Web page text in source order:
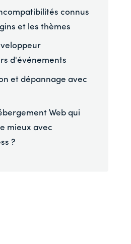
connus
et les thèmes
d'événements
et dépannage avec
Web qui
mieux avec
?